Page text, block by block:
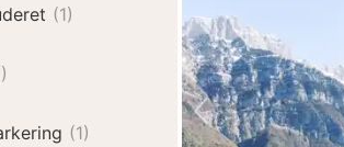
Forrige
(1)
(1)